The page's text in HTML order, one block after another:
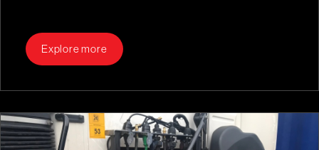
Explore more